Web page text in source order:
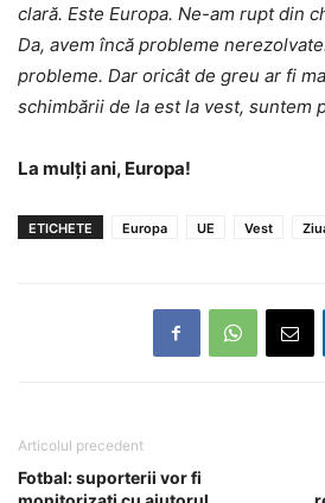
clară. Este Europa. Ne-am rupt din
Da, avem încă probleme
probleme. Dar oricât de greu ar fi
schimbării de la est la vest, suntem
La mulți ani, Europa!
ETICHETE Europa UE Vest
Articolul precedent
Fotbal: suporterii vor fi